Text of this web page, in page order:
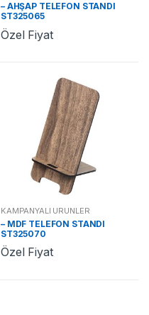
– AHŞAP TELEFON STANDI
ST325065
Özel Fiyat
KAMPANYALI ÜRÜNLER
– MDF TELEFON STANDI
ST325070
Özel Fiyat